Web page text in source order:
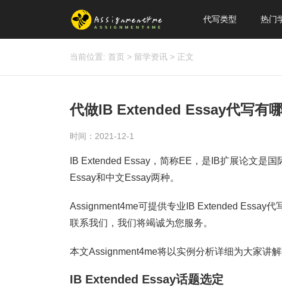
代写类型 热门
当前位置: 首页 > 留学资讯 > 正文
代做IB Extended Essay代写有
时间：2021-12-1
IB Extended Essay，简称EE，是IB扩展论文是
Essay和中文Essay两种。
Assignment4me可提供专业IB Extended Essay
联系我们，我们将竭诚为您服务。
本文Assignment4me将以实例分析详细为大家讲
IB Extended Essay话题选定